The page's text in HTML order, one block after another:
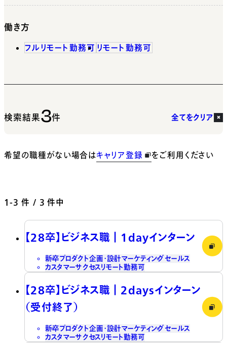
働き方
フルリモート勤務可 リモート勤務可
検索結果3件 全てをクリア
希望の職種がない場合はキャリア登録 をご利用ください
1-3 件 / 3 件中
【28卒】ビジネス職┃1dayインターン
新卒プロダクト企画・設計マーケティング セールス
カスタマーサクセスリモート勤務可
【28卒】ビジネス職┃2daysインターン
（受付終了）
新卒プロダクト企画・設計マーケティングセールス
カスタマーサクセス リモート勤務可